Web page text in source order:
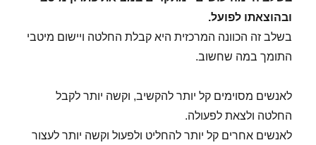
ובהוצאתו לפועל.
בשלב זה הכוונה המרכזית היא קבלת החלטה ויישום מיטבי
התומך במה שחשוב.
לאנשים מסוימים קל יותר להקשיב, וקשה יותר לקבל
החלטה ולצאת לפעולה.
לאנשים אחרים קל יותר להחליט ולפעול וקשה יותר לעצור